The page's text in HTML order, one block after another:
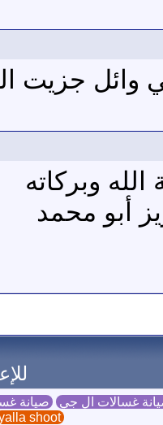
وائل جزيت
وبركاته
أبو محمد
غسالات ال جي صيانة
yalla shoot